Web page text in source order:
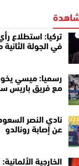
تركيا: استطلاع
في الجولة
رسميا: ميسي
مع فريق باريس
نادي النصر
عن إصابة رونالدو
الخارجية